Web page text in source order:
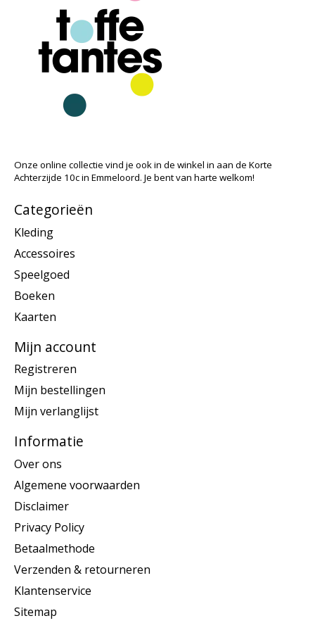
Onze online collectie vind je ook in de winkel in aan de Korte
Achterzijde 10c in Emmeloord. Je bent van harte welkom!
Categorieën
Kleding
Accessoires
Speelgoed
Boeken
Kaarten
Mijn account
Registreren
Mijn bestellingen
Mijn verlanglijst
Informatie
Over ons
Algemene voorwaarden
Disclaimer
Privacy Policy
Betaalmethode
Verzenden & retourneren
Klantenservice
Sitemap